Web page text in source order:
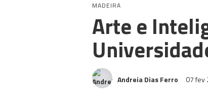
MADEIRA
Arte e
Andreia Dias Ferro 07 fev